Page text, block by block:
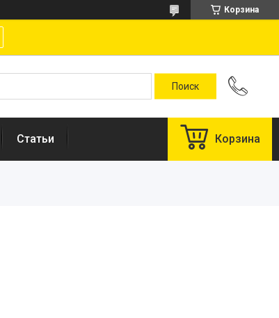
Корзина
Статьи Корзина